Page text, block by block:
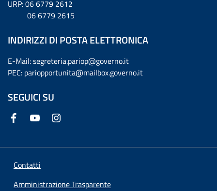
URP: 06 6779 2612
06 6779 2615
INDIRIZZI DI POSTA ELETTRONICA
E-Mail: segreteria.pariop@governo.it
PEC: pariopportunita@mailbox.governo.it
SEGUICI SU
Contatti
Amministrazione Trasparente